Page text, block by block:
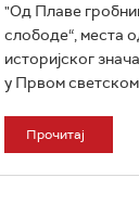
"Од Плаве
слободе“, места
историјског
у Првом
Прочитај